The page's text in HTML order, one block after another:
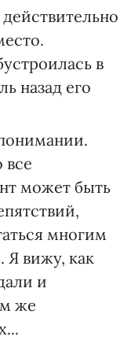
в
назад его
все
может быть
многим
Я вижу, как
и
же